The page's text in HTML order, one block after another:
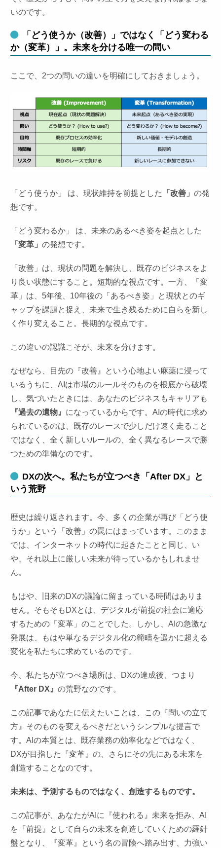
いのです。
「どう使うか（改善）」ではなく「どう変わる
か（変革）」。未来を分ける唯一の問い
ここで、2つの問いの違いを明確にしておきましょう。
「どう使うか」 は、現状維持を前提とした 「改善」の発
想です。
「どう変わるか」 は、未来のあるべき姿を起点とした
「変革」の発想です。
「改善」は、現状の問題を解決し、既存のビジネスをよ
り良い状態にすること。短期的な視点です。一方、「変
革」は、5年後、10年後の「あるべき姿」と現状とのギ
ャップを課題と捉え、未来で生き残るために自らを新し
く作り変えること。長期的な視点です。
この違いの認識こそが、未来を分けます。
なぜなら、目先の『改善』という心地よい麻薬に浸って
いるうちに、AIは市場のルールそのものを根底から破壊
し、気づいたときには、あなたのビジネスもキャリアも
『過去の遺物』 になっているからです。AIの時代に求め
られているのは、既存のレースで少しだけ速く走ること
ではなく、全く新しいルールの、全く異なるレースで勝
つための準備なのです。
DXの次へ。私たちが立つべき「After DX」と
いう荒野
歴史は繰り返されます。今、多くの企業が再び「どう使
うか」という「改善」の罠にはまっています。このまま
では、インターネットの時代に起きたことと同じ、い
や、それ以上に厳しい未来が待っているかもしれませ
ん。
もはや、旧来のDXの議論に留まっている時間はありま
せん。そもそもDXとは、デジタルが前提の社会に適応
するための「変革」のことでした。しかし、AIの急激な
発展は、もはや単なるデジタル化の範疇を遥かに超える
変化を私たちに求めているのです。
今、私たちが立つべき場所は、DXの達成後、つまり
『After DX』の荒野なのです。
この記事であなたに伝えたいことは、この『問いの立て
方』そのものを変えるべきだというシンプルな提言で
す。AIの本質とは、既存業務の効率化などではなく、
DXが目指した『変革』の、さらにその先にある未来を
創造することなのです。
未来は、予測するものではなく、創造するものです。
この記事が、あなたがAIに『使われる』未来を拒み、AI
を『前提』として自らの未来を創造していくための羅針
盤となり、『変革』という名の冒険へ踏み出す、力強い